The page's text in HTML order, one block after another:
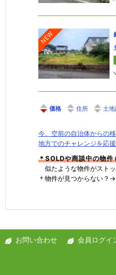
NEW
価格 住所 土
今、空前の自治体からの
地方でのチャレンジを応
＊SOLDや商談中の物
似たような物件がストッ
＊物件が見つからない？
お問い合わせ 会員ログイ